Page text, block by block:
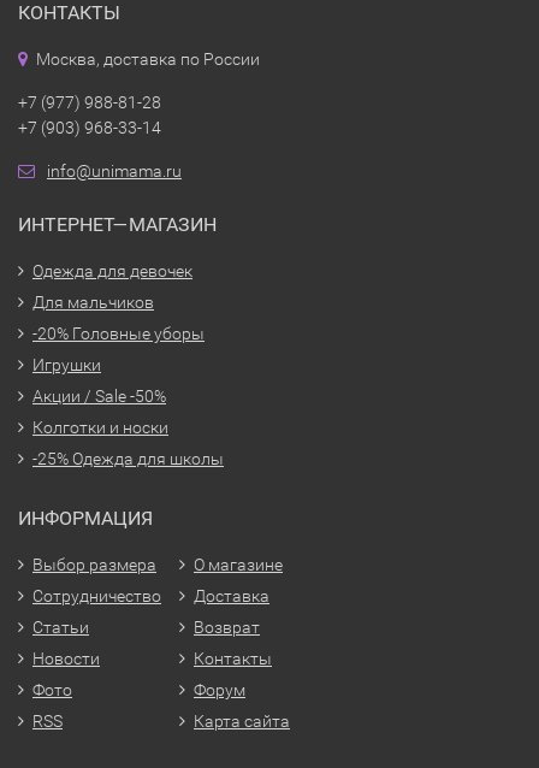
КОНТАКТЫ
Москва, доставка по России
+7 (977) 988-81-28
+7 (903) 968-33-14
info@unimama.ru
ИНТЕРНЕТ—МАГАЗИН
Одежда для девочек
Для мальчиков
-20% Головные уборы
Игрушки
Акции / Sale -50%
Колготки и носки
-25% Одежда для школы
ИНФОРМАЦИЯ
Выбор размера
Сотрудничество
Статьи
Новости
Фото
RSS
О магазине
Доставка
Возврат
Контакты
Форум
Карта сайта